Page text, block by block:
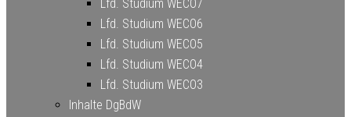
Lfd. Studium WECO7
Lfd. Studium WECO6
Lfd. Studium WECO5
Lfd. Studium WECO4
Lfd. Studium WECO3
Inhalte DgBdW